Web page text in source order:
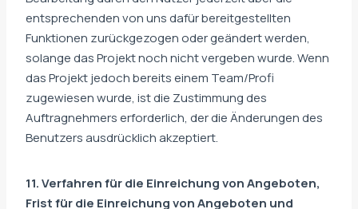
entsprechenden von uns dafür bereitgestellten
Funktionen zurückgezogen oder geändert werden,
solange das Projekt noch nicht vergeben wurde. Wenn
das Projekt jedoch bereits einem Team/Profi
zugewiesen wurde, ist die Zustimmung des
Auftragnehmers erforderlich, der die Änderungen des
Benutzers ausdrücklich akzeptiert.
11. Verfahren für die Einreichung von Angeboten,
Frist für die Einreichung von Angeboten und